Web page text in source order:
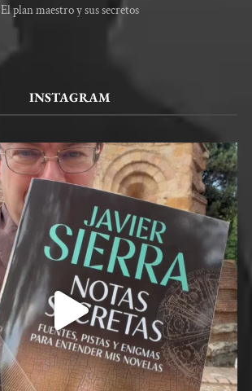
El plan maestro y sus secretos
INSTAGRAM